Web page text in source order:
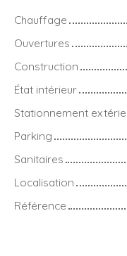
Chauffage
Ouvertures
Construction
État intérieur
Stationnement
Parking
Sanitaires
Localisation
Référence